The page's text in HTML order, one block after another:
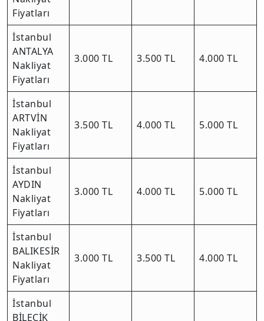
Fiyatları
İstanbul
ANTALYA
Nakliyat
Fiyatları
3.000 TL 3.500 TL 4.000 TL
İstanbul
ARTVİN
Nakliyat
Fiyatları
3.500 TL 4.000 TL 5.000 TL
İstanbul
AYDIN
Nakliyat
Fiyatları
3.000 TL 4.000 TL 5.000 TL
İstanbul
BALIKESİR
Nakliyat
Fiyatları
3.000 TL 3.500 TL 4.000 TL
İstanbul
BİLECİK